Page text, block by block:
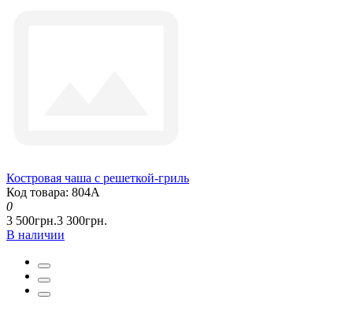
Костровая чаша с решеткой-гриль
Код товара: 804А
0
3 500грн.3 300грн.
В наличии